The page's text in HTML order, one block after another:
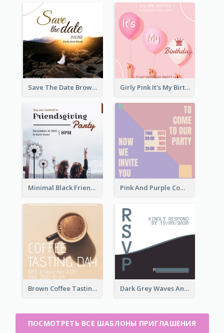
Save The Date Brown Marriage Invitation Girly Pink It's My Birthday Invitation
Minimal Black Friendsgiving Invitation Pink And Purple Come To our Party Invitation
Brown Coffee Tasting Day In December Invitation Dark Grey Waves And Curves Invitation
ПОСМОТРЕТЬ ВСЕ ШАБЛОНЫ ПРИГЛАШЕНИЯ